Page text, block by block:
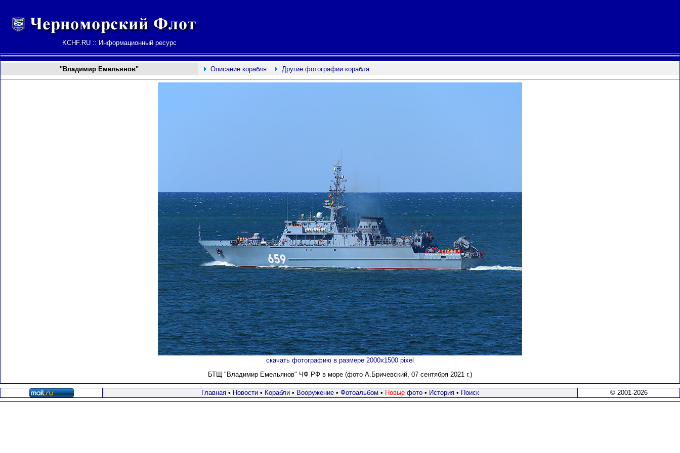
KCHF.RU :: Информационный ресурс
"Владимир Емельянов" Описание корабля Другие фотографии корабля
скачать фотографию в размере 2000х1500 pixel
БТЩ "Владимир Емельянов" ЧФ РФ в море (фото А.Бричевский, 07 сентября 2021 г.)
Главная• Новости• Корабли• Вооружение • Фотоальбом • Новыефото • История• Поиск © 2001-2026